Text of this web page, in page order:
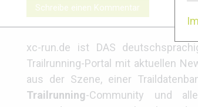
Schreibe einen Kommentar
xc-run.de ist DAS
Trailrunning-Portal mit aktuellen
aus der Szene, einer
Trailrunning-Community und